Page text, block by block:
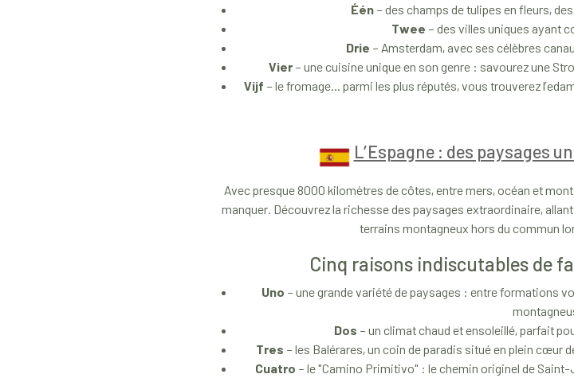
Één – des champs de tulipes en fleurs,
Twee – des villes uniques ayant
Drie – Amsterdam, avec ses célèbres
Vier – une cuisine unique en son genre : savourez une
Vijf – le fromage... parmi les plus réputés, vous trouverez
L’Espagne : des paysages
Avec presque 8000 kilomètres de côtes, entre mers, océan et
manquer. Découvrez la richesse des paysages extraordinaire,
terrains montagneux hors du commun
Cinq raisons indiscutables de
Uno – une grande variété de paysages : entre formations
Dos – un climat chaud et ensoleillé, parfait
Tres – les Balérares, un coin de paradis situé en plein cœur
Cuatro – le "Camino Primitivo" : le chemin originel de